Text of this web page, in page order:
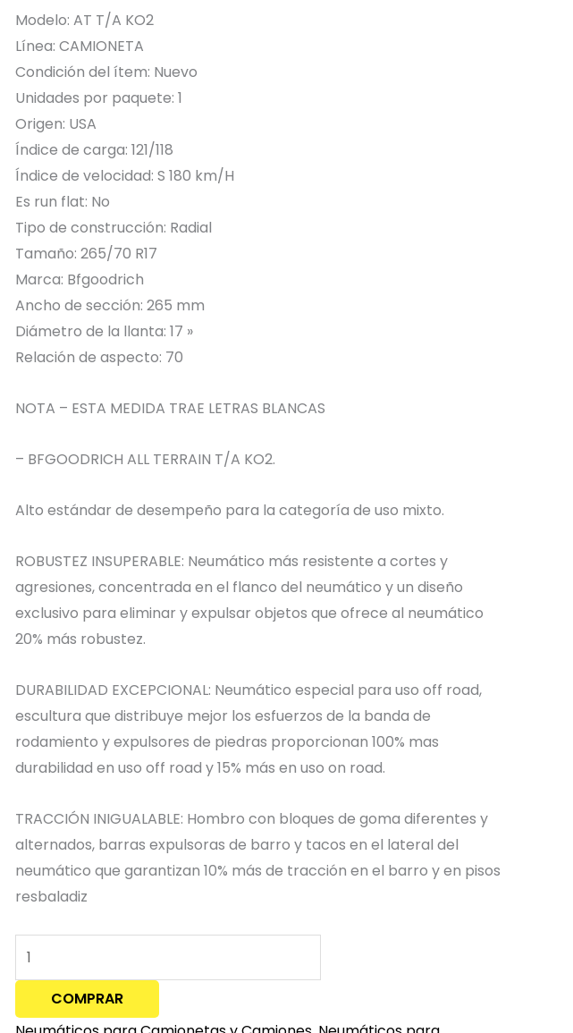
Modelo: AT T/A KO2
Línea: CAMIONETA
Condición del ítem: Nuevo
Unidades por paquete: 1
Origen: USA
Índice de carga: 121/118
Índice de velocidad: S 180 km/H
Es run flat: No
Tipo de construcción: Radial
Tamaño: 265/70 R17
Marca: Bfgoodrich
Ancho de sección: 265 mm
Diámetro de la llanta: 17 »
Relación de aspecto: 70
NOTA – ESTA MEDIDA TRAE LETRAS BLANCAS
– BFGOODRICH ALL TERRAIN T/A KO2.
Alto estándar de desempeño para la categoría de uso mixto.
ROBUSTEZ INSUPERABLE: Neumático más resistente a cortes y
agresiones, concentrada en el flanco del neumático y un diseño
exclusivo para eliminar y expulsar objetos que ofrece al neumático
20% más robustez.
DURABILIDAD EXCEPCIONAL: Neumático especial para uso off road,
escultura que distribuye mejor los esfuerzos de la banda de
rodamiento y expulsores de piedras proporcionan 100% mas
durabilidad en uso off road y 15% más en uso on road.
TRACCIÓN INIGUALABLE: Hombro con bloques de goma diferentes y
alternados, barras expulsoras de barro y tacos en el lateral del
neumático que garantizan 10% más de tracción en el barro y en pisos
resbaladiz
GOODRICH
cantidad
COMPRAR